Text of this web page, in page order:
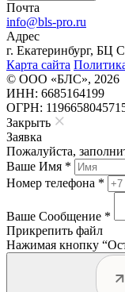
Почта
info@bls-pro.ru
Адрес
г. Екатеринбург, БЦ
Карта сайта
© ООО «БЛС», 2026
ИНН: 6685164199
ОГРН:
Закрыть
Заявка
Пожалуйста,
Ваше Имя *
Номер телефона *
Ваше Сообщение *
Прикрепить файл
Нажимая кнопку